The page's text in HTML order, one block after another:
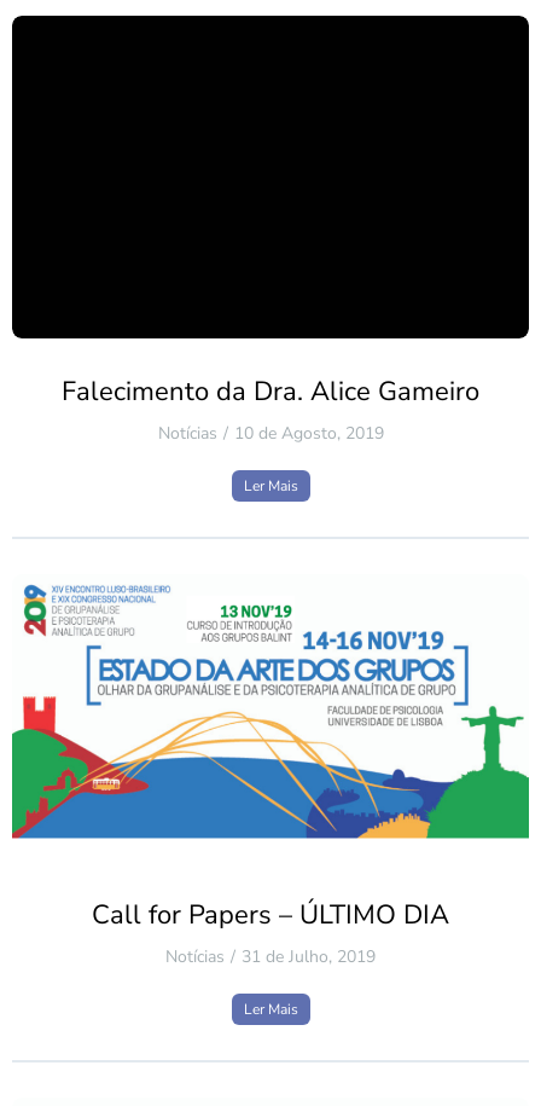
Falecimento da Dra. Alice Gameiro
Notícias 10 de Agosto, 2019
Ler Mais
Call for Papers – ÚLTIMO DIA
Notícias 31 de Julho, 2019
Ler Mais